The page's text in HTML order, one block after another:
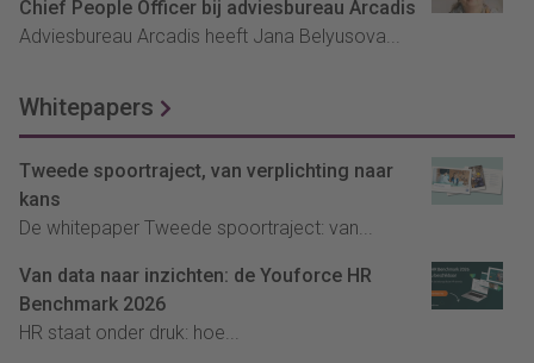
Chief People Officer bij adviesbureau Arcadis
Adviesbureau Arcadis heeft Jana Belyusova...
Whitepapers
Tweede spoortraject, van verplichting naar
kans
De whitepaper Tweede spoortraject: van...
Van data naar inzichten: de Youforce HR
Benchmark 2026
HR staat onder druk: hoe...